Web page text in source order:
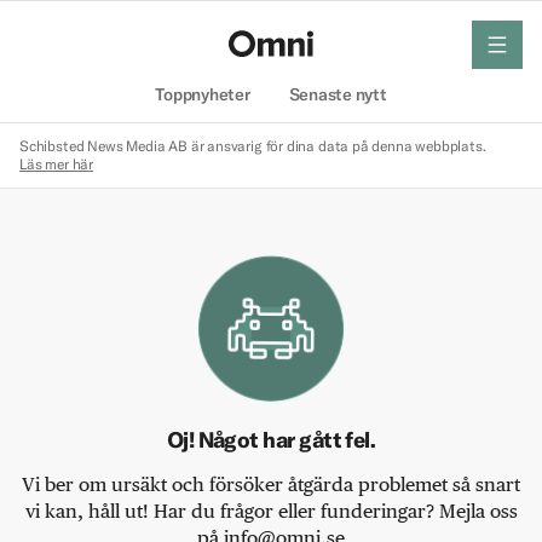
Toppnyheter Senaste nytt
meny
Schibsted News Media AB är ansvarig för dina data på denna webbplats.
Läs mer här
Oj! Något har gått fel.
Vi ber om ursäkt och försöker åtgärda problemet så snart
vi kan, håll ut! Har du frågor eller funderingar? Mejla oss